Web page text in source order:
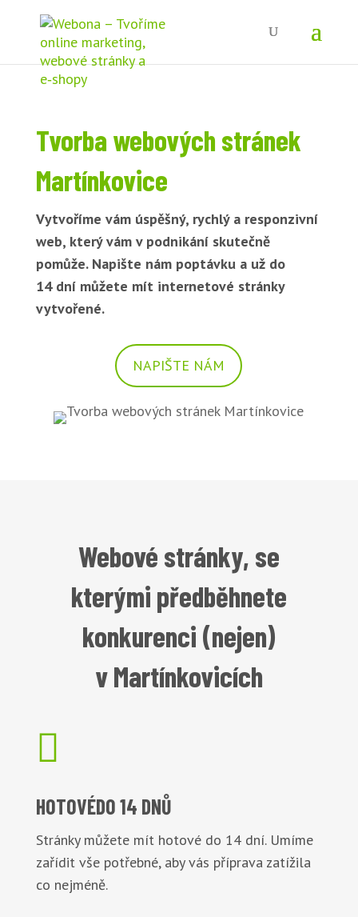
Tvorba webových stránek
Martínkovice
Vytvoříme vám úspěšný, rychlý a responzivní
web, který vám v podnikání skutečně
pomůže. Napište nám poptávku a už do
14 dní můžete mít internetové stránky
vytvořené.
NAPIŠTE NÁM
Webové stránky, se
kterými předběhnete
konkurenci (nejen)
v Martínkovicích

HOTOVÉDO 14 DNŮ
Stránky můžete mít hotové do 14 dní. Umíme
zařídit vše potřebné, aby vás příprava zatížila
co nejméně.